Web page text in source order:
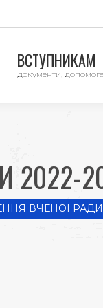
ВСТУПНИКАМ
документи, допомога
2022-
ВЧЕНОЇ РАДИ